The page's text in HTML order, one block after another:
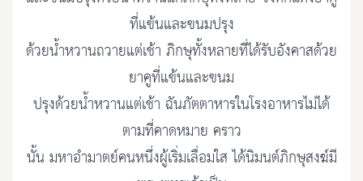
ที่แข้นและขนมปรุง
ด้วยน้ำหวานถวายแต่เช้า ภิกษุทั้งหลายที่ได้รับอังคาสด้วย
ยาคูที่แข้นและขนม
ปรุงด้วยน้ำหวานแต่เช้า ฉันภัตตาหารในโรงอาหารไม่ได้
ตามที่คาดหมาย คราว
นั้น มหาอำมาตย์คนหนึ่งผู้เริ่มเลื่อมใส ได้นิมนต์ภิกษุสงฆ์มี